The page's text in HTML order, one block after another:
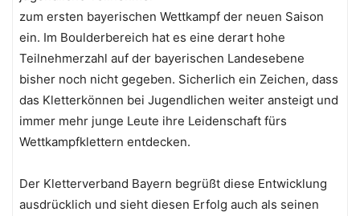
zum ersten bayerischen Wettkampf der neuen Saison
ein. Im Boulderbereich hat es eine derart hohe
Teilnehmerzahl auf der bayerischen Landesebene
bisher noch nicht gegeben. Sicherlich ein Zeichen, dass
das Kletterkönnen bei Jugendlichen weiter ansteigt und
immer mehr junge Leute ihre Leidenschaft fürs
Wettkampfklettern entdecken.
Der Kletterverband Bayern begrüßt diese Entwicklung
ausdrücklich und sieht diesen Erfolg auch als seinen